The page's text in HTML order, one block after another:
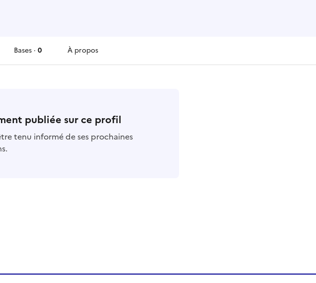
Bases · 0
À propos
publiée sur ce profil
tenu informé de ses prochaines